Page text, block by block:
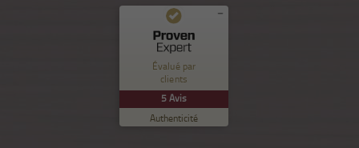
Évalué par
clients
5Avis
Authenticité
Commentaires et expériences des clients pour
Nuance Sion
100
%
Recommandé sur
ProvenExpert.com
EXCELLENT
5.00
/